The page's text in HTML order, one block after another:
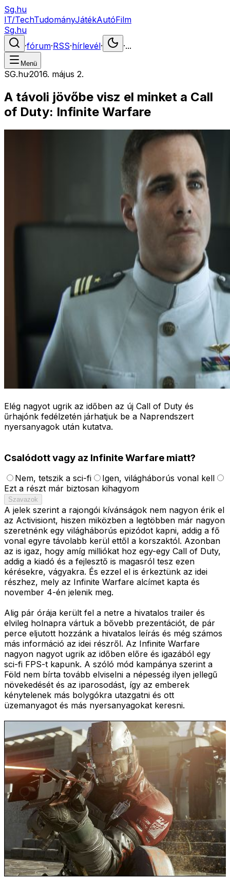
Sg.hu
IT/TechTudományJátékAutóFilm
Sg.hu
·fórum·RSS·hírlevél· ·...
Menü
SG.hu·2016. május 2.
A távoli jövőbe visz el minket a Call
of Duty: Infinite Warfare
Elég nagyot ugrik az időben az új Call of Duty és
űrhajónk fedélzetén járhatjuk be a Naprendszert
nyersanyagok után kutatva.
Csalódott vagy az Infinite Warfare miatt?
Nem, tetszik a sci-fi
Igen, világháborús vonal kell
Ezt a részt már biztosan kihagyom
Szavazok
A jelek szerint a rajongói kívánságok nem nagyon érik el
az Activisiont, hiszen miközben a legtöbben már nagyon
szeretnénk egy világháborús epizódot kapni, addig a fő
vonal egyre távolabb kerül ettől a korszaktól. Azonban
az is igaz, hogy amíg milliókat hoz egy-egy Call of Duty,
addig a kiadó és a fejlesztő is magasról tesz ezen
kérésekre, vágyakra. És ezzel el is érkeztünk az idei
részhez, mely az Infinite Warfare alcímet kapta és
november 4-én jelenik meg.
Alig pár órája került fel a netre a hivatalos trailer és
elvileg holnapra vártuk a bővebb prezentációt, de pár
perce eljutott hozzánk a hivatalos leírás és még számos
más információ az idei részről. Az Infinite Warfare
nagyon nagyot ugrik az időben előre és igazából egy
sci-fi FPS-t kapunk. A szóló mód kampánya szerint a
Föld nem bírta tovább elviselni a népesség ilyen jellegű
növekedését és az iparosodást, így az emberek
kénytelenek más bolygókra utazgatni és ott
üzemanyagot és más nyersanyagokat keresni.